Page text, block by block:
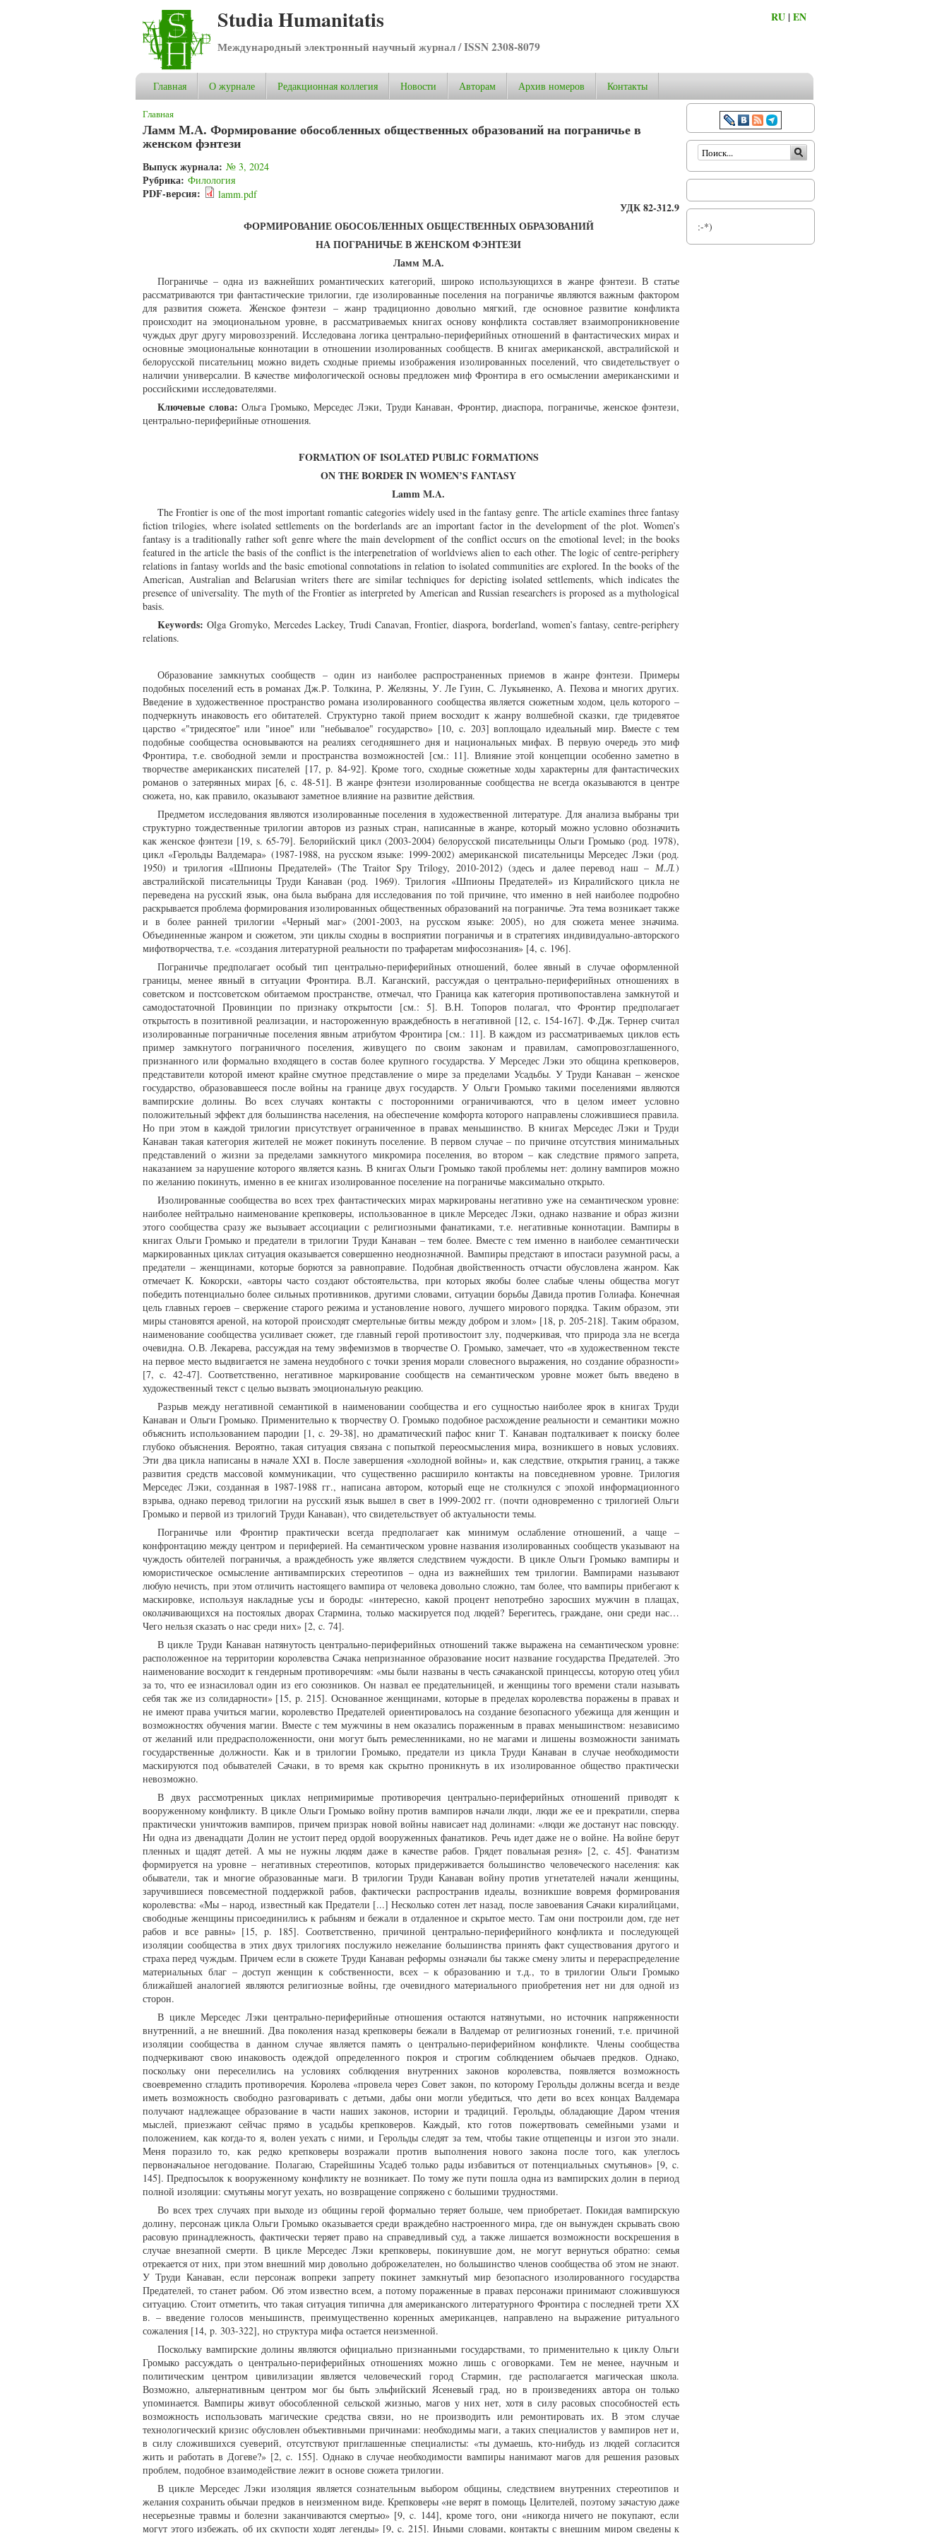
Studia Humanitatis
Международный электронный научный журнал / ISSN 2308-8079
RU |EN
Главная О журнале Редакционная коллегия Новости Авторам Архив номеров Контакты
Вы здесь
Главная
Ламм М.А. Формирование обособленных общественных образований на пограничье в
женском фэнтези
Выпуск журнала: № 3, 2024
Рубрика: Филология
PDF-версия: lamm.pdf
УДК 82-312.9
ФОРМИРОВАНИЕ ОБОСОБЛЕННЫХ ОБЩЕСТВЕННЫХ ОБРАЗОВАНИЙ
НА ПОГРАНИЧЬЕ В ЖЕНСКОМ ФЭНТЕЗИ
Ламм М.А.
Пограничье – одна из важнейших романтических категорий, широко использующихся в жанре фэнтези. В статье
рассматриваются три фантастические трилогии, где изолированные поселения на пограничье являются важным фактором
для развития сюжета. Женское фэнтези – жанр традиционно довольно мягкий, где основное развитие конфликта
происходит на эмоциональном уровне, в рассматриваемых книгах основу конфликта составляет взаимопроникновение
чуждых друг другу мировоззрений. Исследована логика центрально-периферийных отношений в фантастических мирах и
основные эмоциональные коннотации в отношении изолированных сообществ. В книгах американской, австралийской и
белорусской писательниц можно видеть сходные приемы изображения изолированных поселений, что свидетельствует о
наличии универсалии. В качестве мифологической основы предложен миф Фронтира в его осмыслении американскими и
российскими исследователями.
Ключевые слова: Ольга Громыко, Мерседес Лэки, Труди Канаван, Фронтир, диаспора, пограничье, женское фэнтези,
центрально-периферийные отношения.
FORMATION OF ISOLATED PUBLIC FORMATIONS
ON THE BORDER IN WOMEN’S FANTASY
Lamm M.A.
The Frontier is one of the most important romantic categories widely used in the fantasy genre. The article examines three fantasy
fiction trilogies, where isolated settlements on the borderlands are an important factor in the development of the plot. Women’s
fantasy is a traditionally rather soft genre where the main development of the conflict occurs on the emotional level; in the books
featured in the article the basis of the conflict is the interpenetration of worldviews alien to each other. The logic of centre-periphery
relations in fantasy worlds and the basic emotional connotations in relation to isolated communities are explored. In the books of the
American, Australian and Belarusian writers there are similar techniques for depicting isolated settlements, which indicates the
presence of universality. The myth of the Frontier as interpreted by American and Russian researchers is proposed as a mythological
basis.
Keywords: Olga Gromyko, Mercedes Lackey, Trudi Canavan, Frontier, diaspora, borderland, women’s fantasy, centre-periphery
relations.
Образование замкнутых сообществ – один из наиболее распространенных приемов в жанре фэнтези. Примеры
подобных поселений есть в романах Дж.Р. Толкина, Р. Желязны, У. Ле Гуин, С. Лукьяненко, А. Пехова и многих других.
Введение в художественное пространство романа изолированного сообщества является сюжетным ходом, цель которого –
подчеркнуть инаковость его обитателей. Структурно такой прием восходит к жанру волшебной сказки, где тридевятое
царство «"тридесятое" или "иное" или "небывалое" государство» [10, c. 203] воплощало идеальный мир. Вместе с тем
подобные сообщества основываются на реалиях сегодняшнего дня и национальных мифах. В первую очередь это миф
Фронтира, т.е. свободной земли и пространства возможностей [см.: 11]. Влияние этой концепции особенно заметно в
творчестве американских писателей [17, p. 84-92]. Кроме того, сходные сюжетные ходы характерны для фантастических
романов о затерянных мирах [6, c. 48-51]. В жанре фэнтези изолированные сообщества не всегда оказываются в центре
сюжета, но, как правило, оказывают заметное влияние на развитие действия.
Предметом исследования являются изолированные поселения в художественной литературе. Для анализа выбраны три
структурно тождественные трилогии авторов из разных стран, написанные в жанре, который можно условно обозначить
как женское фэнтези [19, s. 65-79]. Белорийский цикл (2003-2004) белорусской писательницы Ольги Громыко (род. 1978),
цикл «Герольды Валдемара» (1987-1988, на русском языке: 1999-2002) американской писательницы Мерседес Лэки (род.
1950) и трилогия «Шпионы Предателей» (The Traitor Spy Trilogy, 2010-2012) (здесь и далее перевод наш – М.Л.)
австралийской писательницы Труди Канаван (род. 1969). Трилогия «Шпионы Предателей» из Киралийского цикла не
переведена на русский язык, она была выбрана для исследования по той причине, что именно в ней наиболее подробно
раскрывается проблема формирования изолированных общественных образований на пограничье. Эта тема возникает также
и в более ранней трилогии «Черный маг» (2001-2003, на русском языке: 2005), но для сюжета менее значима.
Объединенные жанром и сюжетом, эти циклы сходны в восприятии пограничья и в стратегиях индивидуально-авторского
мифотворчества, т.е. «создания литературной реальности по трафаретам мифосознания» [4, c. 196].
Пограничье предполагает особый тип центрально-периферийных отношений, более явный в случае оформленной
границы, менее явный в ситуации Фронтира. В.Л. Каганский, рассуждая о центрально-периферийных отношениях в
советском и постсоветском обитаемом пространстве, отмечал, что Граница как категория противопоставлена замкнутой и
самодостаточной Провинции по признаку открытости [см.: 5]. В.Н. Топоров полагал, что Фронтир предполагает
открытость в позитивной реализации, и настороженную враждебность в негативной [12, c. 154-167]. Ф.Дж. Тернер считал
изолированные пограничные поселения явным атрибутом Фронтира [см.: 11]. В каждом из рассматриваемых циклов есть
пример замкнутого пограничного поселения, живущего по своим законам и правилам, самопровозглашенного,
признанного или формально входящего в состав более крупного государства. У Мерседес Лэки это община крепковеров,
представители которой имеют крайне смутное представление о мире за пределами Усадьбы. У Труди Канаван – женское
государство, образовавшееся после войны на границе двух государств. У Ольги Громыко такими поселениями являются
вампирские долины. Во всех случаях контакты с посторонними ограничиваются, что в целом имеет условно
положительный эффект для большинства населения, на обеспечение комфорта которого направлены сложившиеся правила.
Но при этом в каждой трилогии присутствует ограниченное в правах меньшинство. В книгах Мерседес Лэки и Труди
Канаван такая категория жителей не может покинуть поселение. В первом случае – по причине отсутствия минимальных
представлений о жизни за пределами замкнутого микромира поселения, во втором – как следствие прямого запрета,
наказанием за нарушение которого является казнь. В книгах Ольги Громыко такой проблемы нет: долину вампиров можно
по желанию покинуть, именно в ее книгах изолированное поселение на пограничье максимально открыто.
Изолированные сообщества во всех трех фантастических мирах маркированы негативно уже на семантическом уровне:
наиболее нейтрально наименование крепковеры, использованное в цикле Мерседес Лэки, однако название и образ жизни
этого сообщества сразу же вызывает ассоциации с религиозными фанатиками, т.е. негативные коннотации. Вампиры в
книгах Ольги Громыко и предатели в трилогии Труди Канаван – тем более. Вместе с тем именно в наиболее семантически
маркированных циклах ситуация оказывается совершенно неоднозначной. Вампиры предстают в ипостаси разумной расы, а
предатели – женщинами, которые борются за равноправие. Подобная двойственность отчасти обусловлена жанром. Как
отмечает К. Кокорски, «авторы часто создают обстоятельства, при которых якобы более слабые члены общества могут
победить потенциально более сильных противников, другими словами, ситуации борьбы Давида против Голиафа. Конечная
цель главных героев – свержение старого режима и установление нового, лучшего мирового порядка. Таким образом, эти
миры становятся ареной, на которой происходят смертельные битвы между добром и злом» [18, p. 205-218]. Таким образом,
наименование сообщества усиливает сюжет, где главный герой противостоит злу, подчеркивая, что природа зла не всегда
очевидна. О.В. Лекарева, рассуждая на тему эвфемизмов в творчестве О. Громыко, замечает, что «в художественном тексте
на первое место выдвигается не замена неудобного с точки зрения морали словесного выражения, но создание образности»
[7, c. 42-47]. Соответственно, негативное маркирование сообществ на семантическом уровне может быть введено в
художественный текст с целью вызвать эмоциональную реакцию.
Разрыв между негативной семантикой в наименовании сообщества и его сущностью наиболее ярок в книгах Труди
Канаван и Ольги Громыко. Применительно к творчеству О. Громыко подобное расхождение реальности и семантики можно
объяснить использованием пародии [1, c. 29-38], но драматический пафос книг Т. Канаван подталкивает к поиску более
глубоко объяснения. Вероятно, такая ситуация связана с попыткой переосмысления мира, возникшего в новых условиях.
Эти два цикла написаны в начале XXI в. После завершения «холодной войны» и, как следствие, открытия границ, а также
развития средств массовой коммуникации, что существенно расширило контакты на повседневном уровне. Трилогия
Мерседес Лэки, созданная в 1987-1988 гг., написана автором, который еще не столкнулся с эпохой информационного
взрыва, однако перевод трилогии на русский язык вышел в свет в 1999-2002 гг. (почти одновременно с трилогией Ольги
Громыко и первой из трилогий Труди Канаван), что свидетельствует об актуальности темы.
Пограничье или Фронтир практически всегда предполагает как минимум ослабление отношений, а чаще –
конфронтацию между центром и периферией. На семантическом уровне названия изолированных сообществ указывают на
чуждость обителей пограничья, а враждебность уже является следствием чуждости. В цикле Ольги Громыко вампиры и
юмористическое осмысление антивампирских стереотипов – одна из важнейших тем трилогии. Вампирами называют
любую нечисть, при этом отличить настоящего вампира от человека довольно сложно, там более, что вампиры прибегают к
маскировке, используя накладные усы и бороды: «интересно, какой процент непотребно заросших мужчин в плащах,
околачивающихся на постоялых дворах Стармина, только маскируется под людей? Берегитесь, граждане, они среди нас…
Чего нельзя сказать о нас среди них» [2, c. 74].
В цикле Труди Канаван натянутость центрально-периферийных отношений также выражена на семантическом уровне:
расположенное на территории королевства Сачака непризнанное образование носит название государства Предателей. Это
наименование восходит к гендерным противоречиям: «мы были названы в честь сачаканской принцессы, которую отец убил
за то, что ее изнасиловал один из его союзников. Он назвал ее предательницей, и женщины того времени стали называть
себя так же из солидарности» [15, p. 215]. Основанное женщинами, которые в пределах королевства поражены в правах и
не имеют права учиться магии, королевство Предателей ориентировалось на создание безопасного убежища для женщин и
возможностях обучения магии. Вместе с тем мужчины в нем оказались пораженным в правах меньшинством: независимо
от желаний или предрасположенности, они могут быть ремесленниками, но не магами и лишены возможности занимать
государственные должности. Как и в трилогии Громыко, предатели из цикла Труди Канаван в случае необходимости
маскируются под обывателей Сачаки, в то время как скрытно проникнуть в их изолированное общество практически
невозможно.
В двух рассмотренных циклах непримиримые противоречия центрально-периферийных отношений приводят к
вооруженному конфликту. В цикле Ольги Громыко войну против вампиров начали люди, люди же ее и прекратили, сперва
практически уничтожив вампиров, причем призрак новой войны нависает над долинами: «люди же достанут нас повсюду.
Ни одна из двенадцати Долин не устоит перед ордой вооруженных фанатиков. Речь идет даже не о войне. На войне берут
пленных и щадят детей. А мы не нужны людям даже в качестве рабов. Грядет повальная резня» [2, c. 45]. Фанатизм
формируется на уровне – негативных стереотипов, которых придерживается большинство человеческого населения: как
обыватели, так и многие образованные маги. В трилогии Труди Канаван войну против угнетателей начали женщины,
заручившиеся повсеместной поддержкой рабов, фактически распространив идеалы, возникшие вовремя формирования
королевства: «Мы – народ, известный как Предатели [...] Несколько сотен лет назад, после завоевания Сачаки киралийцами,
свободные женщины присоединились к рабыням и бежали в отдаленное и скрытое место. Там они построили дом, где нет
рабов и все равны» [15, p. 185]. Соответственно, причиной центрально-периферийного конфликта и последующей
изоляции сообщества в этих двух трилогиях послужило нежелание большинства принять факт существования другого и
страха перед чуждым. Причем если в сюжете Труди Канаван реформы означали бы также смену элиты и перераспределение
материальных благ – доступ женщин к собственности, всех – к образованию и т.д., то в трилогии Ольги Громыко
ближайшей аналогией являются религиозные войны, где очевидного материального приобретения нет ни для одной из
сторон.
В цикле Мерседес Лэки центрально-периферийные отношения остаются натянутыми, но источник напряженности
внутренний, а не внешний. Два поколения назад крепковеры бежали в Валдемар от религиозных гонений, т.е. причиной
изоляции сообщества в данном случае является память о центрально-периферийном конфликте. Члены сообщества
подчеркивают свою инаковость одеждой определенного покроя и строгим соблюдением обычаев предков. Однако,
поскольку они переселились на условиях соблюдения внутренних законов королевства, появляется возможность
своевременно сгладить противоречия. Королева «провела через Совет закон, по которому Герольды должны всегда и везде
иметь возможность свободно разговаривать с детьми, дабы они могли убедиться, что дети во всех концах Валдемара
получают надлежащее образование в части наших законов, истории и традиций. Герольды, обладающие Даром чтения
мыслей, приезжают сейчас прямо в усадьбы крепковеров. Каждый, кто готов пожертвовать семейными узами и
положением, как когда-то я, волен уехать с ними, и Герольды следят за тем, чтобы такие отщепенцы и изгои это знали.
Меня поразило то, как редко крепковеры возражали против выполнения нового закона после того, как улеглось
первоначальное негодование. Полагаю, Старейшины Усадеб только рады избавиться от потенциальных смутьянов» [9, c.
145]. Предпосылок к вооруженному конфликту не возникает. По тому же пути пошла одна из вампирских долин в период
полной изоляции: смутьяны могут уехать, но возвращение сопряжено с большими трудностями.
Во всех трех случаях при выходе из общины герой формально теряет больше, чем приобретает. Покидая вампирскую
долину, персонаж цикла Ольги Громыко оказывается среди враждебно настроенного мира, где он вынужден скрывать свою
расовую принадлежность, фактически теряет право на справедливый суд, а также лишается возможности воскрешения в
случае внезапной смерти. В цикле Мерседес Лэки крепковеры, покинувшие дом, не могут вернуться обратно: семья
отрекается от них, при этом внешний мир довольно доброжелателен, но большинство членов сообщества об этом не знают.
У Труди Канаван, если персонаж вопреки запрету покинет замкнутый мир безопасного изолированного государства
Предателей, то станет рабом. Об этом известно всем, а потому пораженные в правах персонажи принимают сложившуюся
ситуацию. Стоит отметить, что такая ситуация типична для американского литературного Фронтира с последней трети ХХ
в. – введение голосов меньшинств, преимущественно коренных американцев, направлено на выражение ритуального
сожаления [14, p. 303-322], но структура мифа остается неизменной.
Поскольку вампирские долины являются официально признанными государствами, то применительно к циклу Ольги
Громыко рассуждать о центрально-периферийных отношениях можно лишь с оговорками. Тем не менее, научным и
политическим центром цивилизации является человеческий город Стармин, где располагается магическая школа.
Возможно, альтернативным центром мог бы быть эльфийский Ясеневый град, но в произведениях автора он только
упоминается. Вампиры живут обособленной сельской жизнью, магов у них нет, хотя в силу расовых способностей есть
возможность использовать магические средства связи, но не производить или ремонтировать их. В этом случае
технологический кризис обусловлен объективными причинами: необходимы маги, а таких специалистов у вампиров нет и,
в силу сложившихся суеверий, отсутствуют приглашенные специалисты: «ты думаешь, кто-нибудь из людей согласится
жить и работать в Догеве?» [2, c. 155]. Однако в случае необходимости вампиры нанимают магов для решения разовых
проблем, подобное взаимодействие лежит в основе сюжета трилогии.
В цикле Мерседес Лэки изоляция является сознательным выбором общины, следствием внутренних стереотипов и
желания сохранить обычаи предков в неизменном виде. Крепковеры «не верят в помощь Целителей, поэтому зачастую даже
несерьезные травмы и болезни заканчиваются смертью» [9, c. 144], кроме того, они «никогда ничего не покупают, если
могут этого избежать, об их скупости ходят легенды» [9, c. 215]. Иными словами, контакты с внешним миром сведены к
Форма поиска
:-*)